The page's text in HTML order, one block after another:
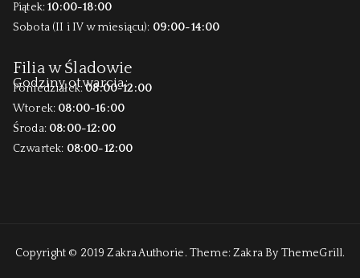
Piątek:10:00-18:00
Sobota (II i IV w miesiącu): 09:00-14:00
Filia w Śladowie
Godziny otwarcia:
Poniedziałek:08:00-12:00
Wtorek: 08:00-16:00
Środa: 08:00-12:00
Czwartek: 08:00-12:00
Copyright © 2019Zakra Authorie. Theme:ZakraBy ThemeGrill.